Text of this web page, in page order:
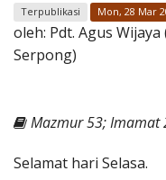
Klasis dan Jemaat
Berita Kegiatan
Materi
Terpublikasi Mon, 28 Mar
oleh: Pdt. Agus
Serpong)
Mazmur 53; Imamat
Selamat hari Selasa.